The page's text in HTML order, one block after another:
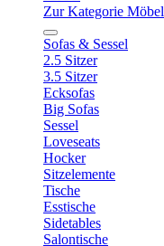
Zur Kategorie Möbel
Sofas & Sessel
2.5 Sitzer
3.5 Sitzer
Ecksofas
Big Sofas
Sessel
Loveseats
Hocker
Sitzelemente
Tische
Esstische
Sidetables
Salontische